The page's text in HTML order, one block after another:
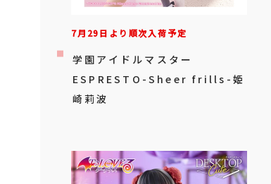
7月29日より順次入荷予定
学園アイドルマスター
ESPRESTO-Sheer frills-姫
崎莉波